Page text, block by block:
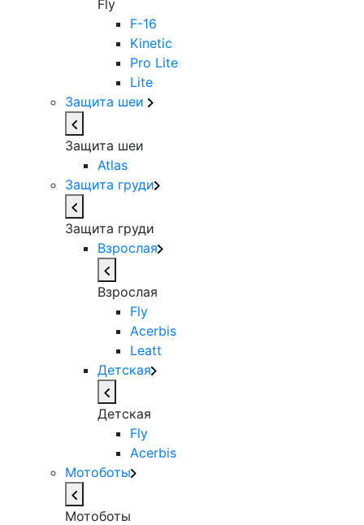
Fly
F-16
Kinetic
Pro Lite
Lite
Защита шеи
Защита шеи
Atlas
Защита груди
Защита груди
Взрослая
Взрослая
Fly
Acerbis
Leatt
Детская
Детская
Fly
Acerbis
Мотоботы
Мотоботы